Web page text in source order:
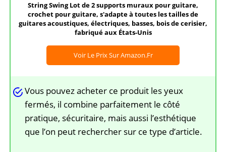
String Swing Lot de 2 supports muraux pour guitare,
crochet pour guitare, s'adapte à toutes les tailles de
guitares acoustiques, électriques, basses, bois de cerisier,
fabriqué aux États-Unis
Voir Le Prix Sur Amazon.fr
Vous pouvez acheter ce produit les yeux
fermés, il combine parfaitement le côté
pratique, sécuritaire, mais aussi l’esthétique
que l’on peut rechercher sur ce type d’article.